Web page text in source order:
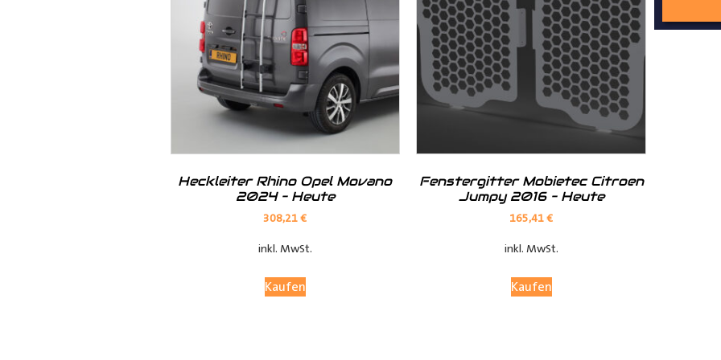
Hilfreiche Montageanleitungen und Tipps finden Sie auch auf unseremYouTube Kanal
Ihr Team vonDer Ausbauer
Formularbeginn
Heckleiter Rhino Opel Movano
2024 – Heute
308,21€
inkl. MwSt.
Kaufen
Fenstergitter Mobietec Citroen
Jumpy 2016 – Heute
165,41€
inkl. MwSt.
Kaufen